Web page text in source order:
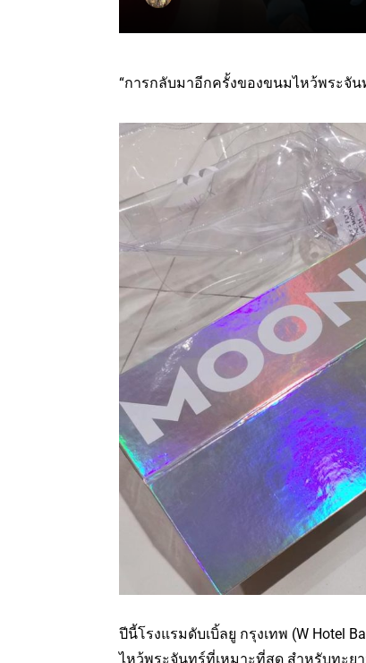
“การกลับมาอีกครั้งของขนมไหว้พระจั
ปีนี้โรงแรมดับเบิ้ลยู กรุงเทพ (W Hotel
ไหว้พระจันทร์ที่เหมาะที่สุด สำหรับทะย